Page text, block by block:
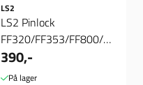
LS2
LS2 Pinlock
FF320/FF353/FF800/397,
Pinlock
390,-
På lager